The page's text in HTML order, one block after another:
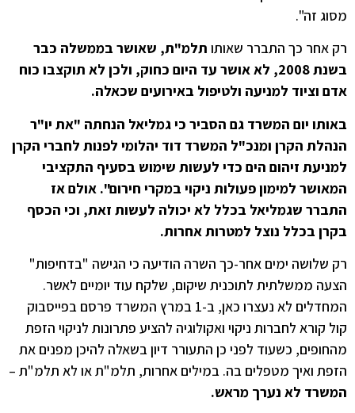
מסוג זה".
רק אחר כך התברר שאותו תלמ"ת, שאושר בממשלה כבר
בשנת 2008, לא אושר עד היום כחוק, ולכן לא תוקצבו כוח
אדם וציוד למניעה ולטיפול באירועים שכאלה.
באותו יום המשרד גם הסביר כי גמליאל הנחתה "את יו"ר
הנהלת הקרן ומנכ"ל המשרד דוד יהלומי לפנות לחברי הקרן
למניעת זיהום הים כדי לעשות שימוש בסעיף התקציבי
המאושר למימון פעולות ניקוי במקרי חירום". אולם אז
התברר שגמליאל בכלל לא יכולה לעשות זאת, וכי הכסף
בקרן בכלל נוצל למטרות אחרות.
רק שלושה ימים אחר-כך השרה הודיעה כי הגישה "בדחיפות"
הצעה ממשלתית לתוכנית שיקום, שלקח עוד יומיים לאשר.
המחדלים לא נעצרו כאן, ב-1 במרץ המשרד פרסם בפייסבוק
קול קורא לחברות ניקוי ואקולוגיה להציע פתרונות לניקוי הזפת
מהחופים, כשעוד לפני כן התעורר דיון בשאלה להיכן מפנים את
הזפת ואיך מטפלים בה. במילים אחרות, תלמ"ת או לא תלמ"ת –
המשרד לא נערך מראש.